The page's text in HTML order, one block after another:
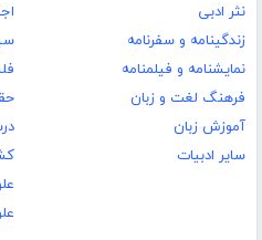
نثر ادبی
زندگینامه و سفرنامه
نمایشنامه و فیلمنامه
فرهنگ لغت و زبان
آموزش زبان
سایر ادبیات